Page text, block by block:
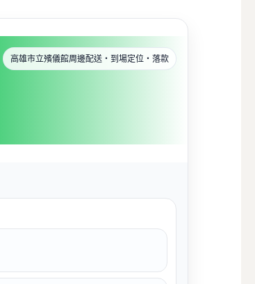
高雄市立殯儀館周邊配送・到場定位・落款